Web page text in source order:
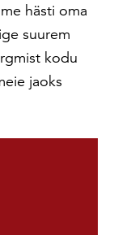
hästi oma
suurem
kodu
jaoks